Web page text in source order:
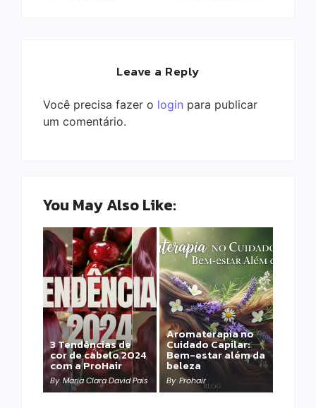
Leave a Reply
Você precisa fazer o login para publicar
um comentário.
You May Also Like:
3 Tendências de
cor de cabelo 2024
com a ProHair
By Maria Clara David Pais
Aromaterapia no
Cuidado Capilar:
Bem-estar além da
beleza
By Prohair
Detox Capilar: Por
que remover
metais pesados
salva sua química?
By Prohair